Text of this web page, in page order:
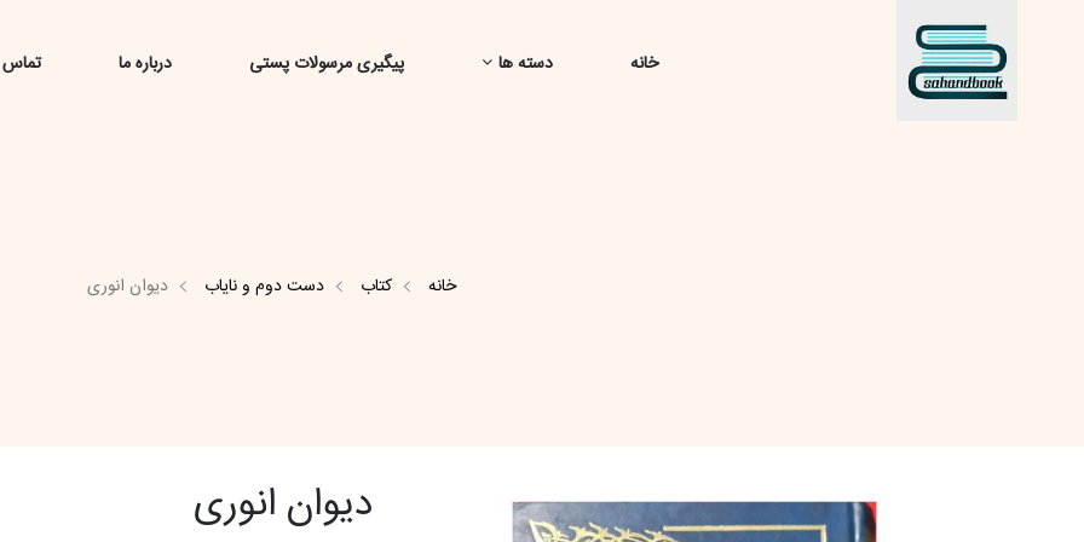
خانه دسته ها پیگیری مرسولات پستی درباره ما تماس
خانه کتاب دست دوم و نایاب دیوان انوری
دیوان انوری